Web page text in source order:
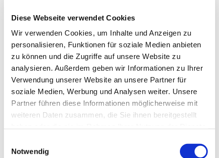
Diese Webseite verwendet Cookies
Wir verwenden Cookies, um Inhalte und Anzeigen zu
personalisieren, Funktionen für soziale Medien anbieten
zu können und die Zugriffe auf unsere Website zu
analysieren. Außerdem geben wir Informationen zu Ihrer
Verwendung unserer Website an unsere Partner für
soziale Medien, Werbung und Analysen weiter. Unsere
Partner führen diese Informationen möglicherweise mit
weiteren Daten zusammen, die Sie ihnen bereitgestellt
Notwendig
Dies könnte Sie auch
interessieren